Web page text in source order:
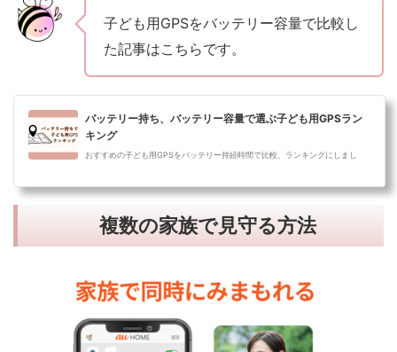
子ども用GPSをバッテリー容量で比較し
た記事はこちらです。
バッテリー持ち、バッテリー容量で選ぶ子ども用GPSラン
キング
おすすめの子ども用GPSをバッテリー持続時間で比較、ランキングにしまし
の充電で約2...
複数の家族で見守る方法